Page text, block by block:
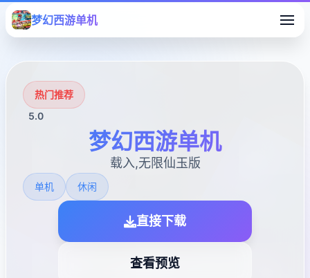
梦幻西游单机
热门推荐
5.0
梦幻西游单机
载入,无限仙玉版
单机 休闲
直接下载
查看预览